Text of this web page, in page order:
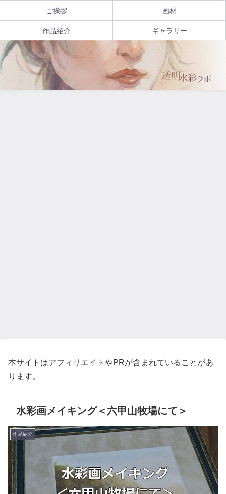
ご挨拶 画材
作品紹介 ギャラリー
本サイトはアフィリエイトやPRが含まれていることがあ
ります。
水彩画メイキング＜六甲山牧場にて＞
作品紹介